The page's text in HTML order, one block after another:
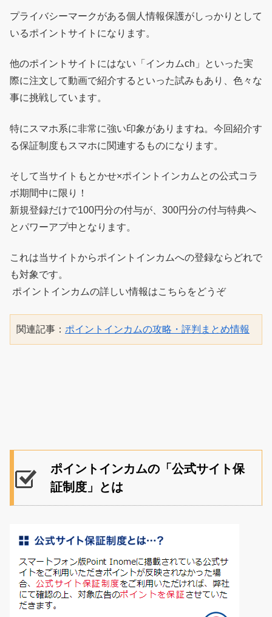
プライバシーマークがある個人情報保護がしっかりとして
いるポイントサイトになります。
他のポイントサイトにはない「インカムch」といった実
際に注文して動画で紹介するといった試みもあり、色々な
事に挑戦しています。
特にスマホ系に非常に強い印象がありますね。今回紹介す
る保証制度もスマホに関連するものになります。
そして当サイトもとかせ×ポイントインカムとの公式コラ
ボ期間中に限り！
新規登録だけで100円分の付与が、300円分の付与特典へ
とパワーアプ中となります。
これは当サイトからポイントインカムへの登録ならどれで
も対象です。
ポイントインカムの詳しい情報はこちらをどうぞ
関連記事： ポイントインカムの攻略・評判まとめ情報
ポイントインカムの「公式サイト保
証制度」とは